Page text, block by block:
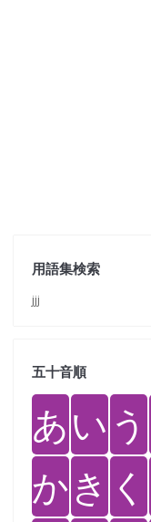
用語集検索
jjj
五十音順
あい う
かき く